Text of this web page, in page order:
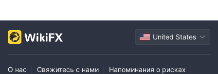
United States
О нас Свяжитесь с нами Напоминания о рисках